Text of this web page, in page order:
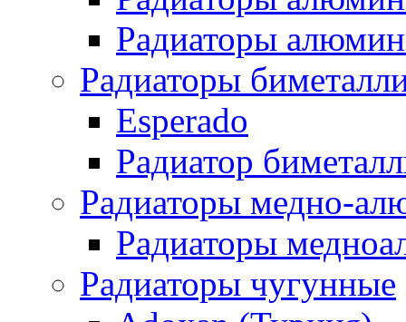
Радиаторы
Радиаторы
Esperado
Радиатор
Радиаторы медно-
Радиаторы
Радиаторы чугунные